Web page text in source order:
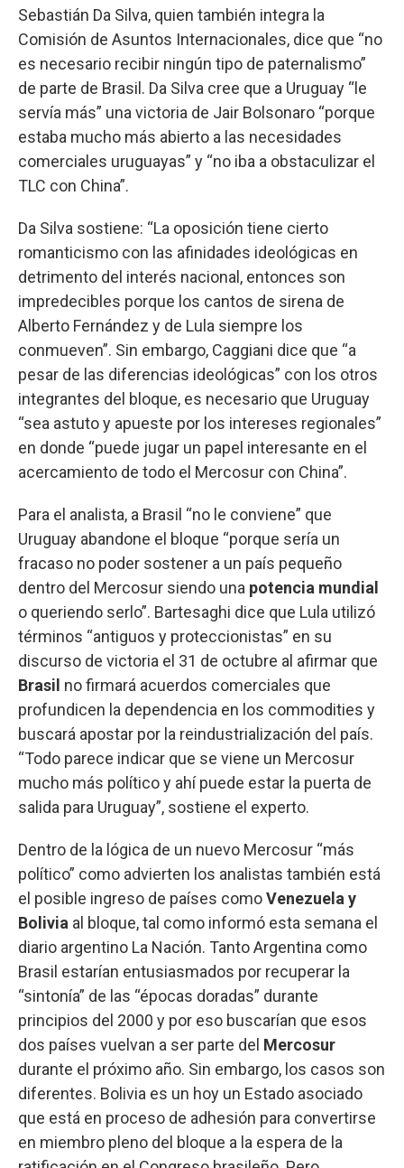
Sebastián Da Silva, quien también integra la
Comisión de Asuntos Internacionales, dice que “no
es necesario recibir ningún tipo de paternalismo”
de parte de Brasil. Da Silva cree que a Uruguay “le
servía más” una victoria de Jair Bolsonaro “porque
estaba mucho más abierto a las necesidades
comerciales uruguayas” y “no iba a obstaculizar el
TLC con China”.
Da Silva sostiene: “La oposición tiene cierto
romanticismo con las afinidades ideológicas en
detrimento del interés nacional, entonces son
impredecibles porque los cantos de sirena de
Alberto Fernández y de Lula siempre los
conmueven”. Sin embargo, Caggiani dice que “a
pesar de las diferencias ideológicas” con los otros
integrantes del bloque, es necesario que Uruguay
“sea astuto y apueste por los intereses regionales”
en donde “puede jugar un papel interesante en el
acercamiento de todo el Mercosur con China”.
Para el analista, a Brasil “no le conviene” que
Uruguay abandone el bloque “porque sería un
fracaso no poder sostener a un país pequeño
dentro del Mercosur siendo una potencia mundial
o queriendo serlo”. Bartesaghi dice que Lula utilizó
términos “antiguos y proteccionistas” en su
discurso de victoria el 31 de octubre al afirmar que
Brasil no firmará acuerdos comerciales que
profundicen la dependencia en los commodities y
buscará apostar por la reindustrialización del país.
“Todo parece indicar que se viene un Mercosur
mucho más político y ahí puede estar la puerta de
salida para Uruguay”, sostiene el experto.
Dentro de la lógica de un nuevo Mercosur “más
político” como advierten los analistas también está
el posible ingreso de países comoVenezuela y
Bolivia al bloque, tal como informó esta semana el
diario argentino La Nación. Tanto Argentina como
Brasil estarían entusiasmados por recuperar la
“sintonía” de las “épocas doradas” durante
principios del 2000 y por eso buscarían que esos
dos países vuelvan a ser parte del Mercosur
durante el próximo año. Sin embargo, los casos son
diferentes. Bolivia es un hoy un Estado asociado
que está en proceso de adhesión para convertirse
en miembro pleno del bloque a la espera de la